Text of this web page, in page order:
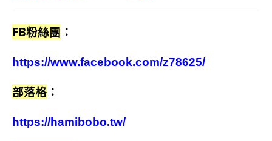
FB粉絲團 ：
https://www.facebook.com/z78625/
部落格 ：
https://hamibobo.tw/